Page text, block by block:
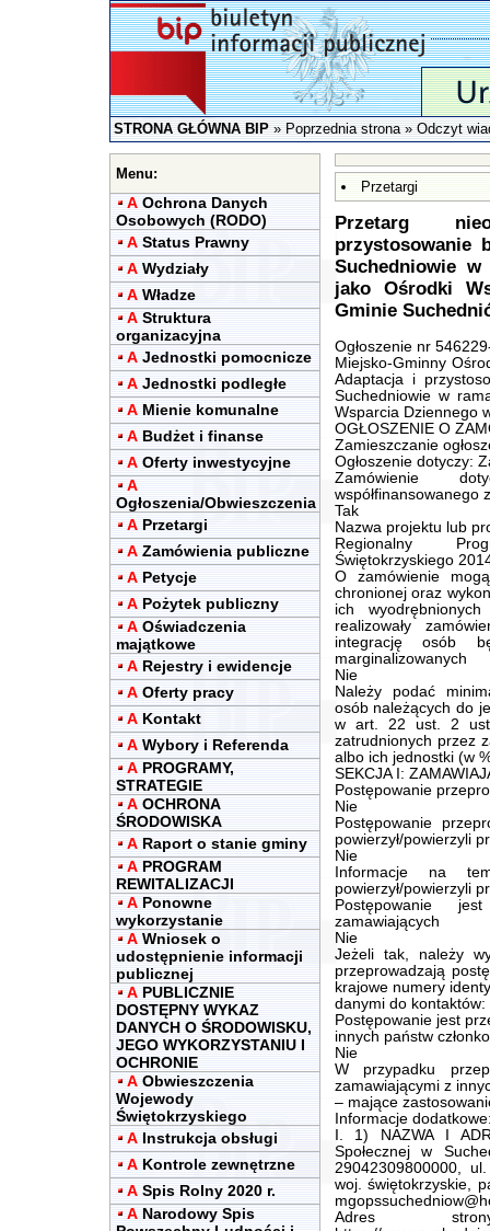
STRONA GŁÓWNA BIP»Poprzednia strona» Odczyt
Menu:
A Ochrona Danych
Osobowych (RODO)
A Status Prawny
A Wydziały
A Władze
A Struktura
organizacyjna
A Jednostki pomocnicze
A Jednostki podległe
A Mienie komunalne
A Budżet i finanse
A Oferty inwestycyjne
A
Ogłoszenia/Obwieszczenia
A Przetargi
A Zamówienia publiczne
A Petycje
A Pożytek publiczny
A Oświadczenia
majątkowe
A Rejestry i ewidencje
A Oferty pracy
A Kontakt
A Wybory i Referenda
A PROGRAMY,
STRATEGIE
A OCHRONA
ŚRODOWISKA
A Raport o stanie gminy
A PROGRAM
REWITALIZACJI
A Ponowne
wykorzystanie
A Wniosek o
udostępnienie informacji
publicznej
A PUBLICZNIE
DOSTĘPNY WYKAZ
DANYCH O ŚRODOWISKU,
JEGO WYKORZYSTANIU I
OCHRONIE
A Obwieszczenia
Wojewody
Świętokrzyskiego
A Instrukcja obsługi
A Kontrole zewnętrzne
A Spis Rolny 2020 r.
A Narodowy Spis
Przetargi
Przetarg
przystosowanie
Suchedniowie
jako Ośrodki
Gminie
Ogłoszenie nr
Miejsko-Gminny
Adaptacja i
Suchedniowie w
Wsparcia Dziennego
OGŁOSZENIE O
Zamieszczanie
Ogłoszenie dotyczy:
Zamówienie
współfinansowanego
Tak
Nazwa projektu lub
Regionalny
Świętokrzyskiego
O zamówienie
chronionej oraz
ich
realizowały
integrację osób
marginalizowanych
Nie
Należy podać
osób należących do
w art. 22 ust. 2
zatrudnionych przez
albo ich jednostki (w
SEKCJA I:
Postępowanie
Nie
Postępowanie
powierzył/powierzyli
Nie
Informacje na
powierzył/powierzyli
Postępowanie
zamawiających
Nie
Jeżeli tak, należy
przeprowadzają
krajowe numery
danymi do kontaktów:
Postępowanie jest
innych państw
Nie
W przypadku
zamawiającymi z
– mające
Informacje
I. 1) NAZWA I
Społecznej w
29042309800000,
woj. świętokrzyskie,
Adres